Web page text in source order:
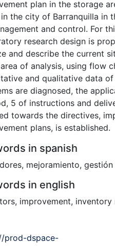
plan in the storage
in the city of Barranquilla
and control. For
research design is
and describe the current
of analysis, using flow
and qualitative data
are diagnosed, the
5 of instructions and
towards the directives,
plans, is established.
in spanish
, mejoramiento, gestión
in english
, improvement, inventory
prod-dspace-